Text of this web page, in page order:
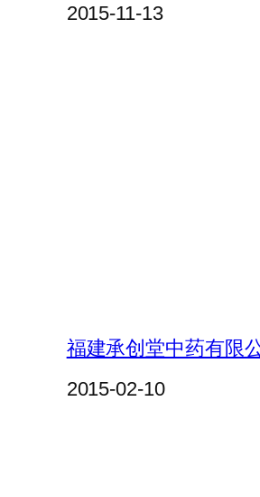
2015-11-13
福建承创堂中药有限
2015-02-10